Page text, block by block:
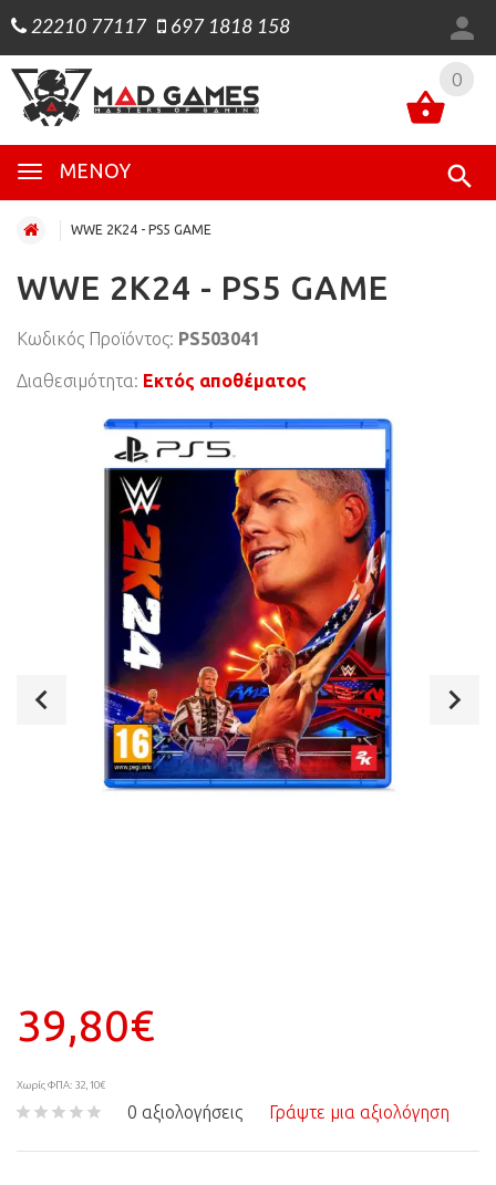
22210 77117 697 1818 158
0
ΜΕΝΟΎ
0
WWE 2K24 - PS5 GAME
WWE 2K24 - PS5 GAME
Κωδικός Προϊόντος: PS503041
Διαθεσιμότητα: Εκτός αποθέματος
39,80€
Χωρίς ΦΠΑ: 32,10€
0 αξιολογήσεις Γράψτε μια αξιολόγηση